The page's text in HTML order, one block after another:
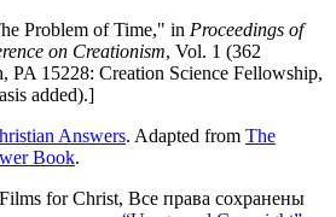
Problem of Time," in Proceedings of
on Creationism, Vol. 1 (362
PA 15228: Creation Science Fellowship,
added).]
Answers. Adapted from The
Book.
for Christ, Все права сохранены